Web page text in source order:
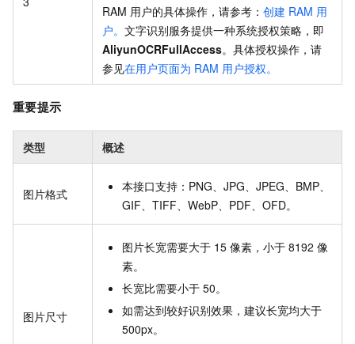
RAM 用户的具体操作，请参考： 创建 RAM 用
户。 文字识别服务提供一种系统授权策略，即
AliyunOCRFullAccess。具体授权操作，请
参见在用户页面为 RAM 用户授权。
重要提示
类型 概述
图片格式
本接口支持：PNG、JPG、JPEG、BMP、
GIF、TIFF、WebP、PDF、OFD。
图片尺寸
图片长宽需要大于 15 像素，小于 8192 像
素。
长宽比需要小于 50。
如需达到较好识别效果，建议长宽均大于
500px。